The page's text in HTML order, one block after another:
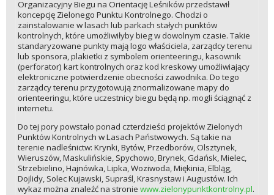
Organizacyjny Biegu na Orientację Leśników przedstawił
koncepcję Zielonego Punktu Kontrolnego. Chodzi o
zainstalowanie w lasach lub parkach stałych punktów
kontrolnych, które umożliwiłyby bieg w dowolnym czasie. Takie
standaryzowane punkty mają logo właściciela, zarządcy terenu
lub sponsora, plakietki z symbolem orienteeringu, kasownik
(perforator) kart kontrolnych oraz kod kreskowy umożliwiający
elektroniczne potwierdzenie obecności zawodnika. Do tego
zarządcy terenu przygotowują znormalizowane mapy do
orienteeringu, które uczestnicy biegu będą np. mogli ściągnąć z
internetu.
Do tej pory powstało ponad czterdzieści projektów Zielonych
Punktów Kontrolnych w Lasach Państwowych. Są takie na
terenie nadleśnictw: Krynki, Bytów, Przedborów, Olsztynek,
Wieruszów, Maskulińskie, Spychowo, Brynek, Gdańsk, Mielec,
Strzebielino, Hajnówka, Lipka, Woziwoda, Miękinia, Elbląg,
Dojlidy, Solec Kujawski, Supraśl, Krasnystaw i Augustów. Ich
wykaz można znaleźć na stronie www.zielonypunktkontrolny.pl.